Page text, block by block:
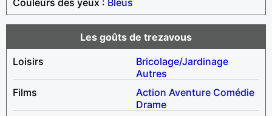
Les goûts de trezavous
Loisirs
Bricolage/Jardinage
Autres
Films
Action Aventure Comédie
Drame